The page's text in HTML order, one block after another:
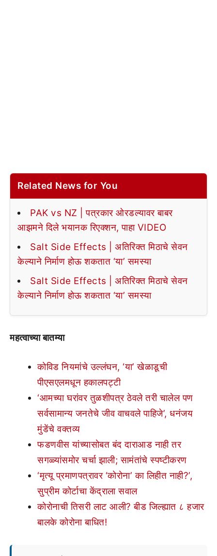
Related News for You
PAK vs NZ | पत्रकार ओरडल्यावर बाबर
आझमने दिले भयानक रिएक्शन, पाहा VIDEO
Salt Side Effects | अतिरिक्त मिठाचे सेवन
केल्याने निर्माण होऊ शकतात ‘या’ समस्या
Salt Side Effects | अतिरिक्त मिठाचे सेवन
केल्याने निर्माण होऊ शकतात ‘या’ समस्या
महत्वाच्या बातम्या
कोविड नियमांचे उल्लंघन, ‘या’ खेळाडूची
पीएसएलमधून हकालपट्टी
‘आमच्या घरांवर तुळशीपत्र ठेवले तरी चालेल पण
सर्वसामान्य जनतेचे जीव वाचवले पाहिजे’, धनंजय
मुंडेंचे वक्तव्य
फडणवीस यांच्यासोबत बंद दाराआड नाही तर
सगळ्यांसमोर चर्चा झाली; सामंतांचे स्पष्टीकरण
‘मृत्यू प्रमाणपत्रावर ‘कोरोना’ का लिहीत नाही?’,
सुप्रीम कोर्टाचा केंद्राला सवाल
कोरोनाची तिसरी लाट आली? बीड जिल्ह्यात ८ हजार
बालके कोरोना बाधित!